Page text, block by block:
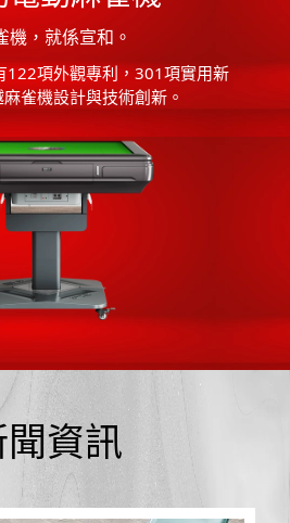
機，就係宣和。
122項外觀專利，301項實用新
雀機設計與技術創新。
資訊